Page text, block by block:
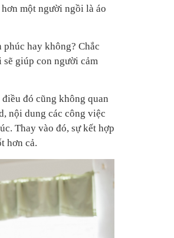
một người ngồi là áo
phúc hay không? Chắc
giúp con người cảm
đó cũng không quan
nội dung các công việc
Thay vào đó, sự kết hợp
hơn cả.